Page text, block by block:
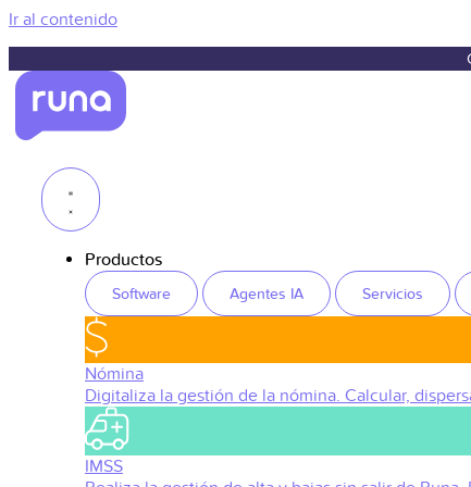
Ir al contenido
Productos
Software Agentes IA Servicios
Nómina
Digitaliza la gestión de la nómina. Calcular,
IMSS